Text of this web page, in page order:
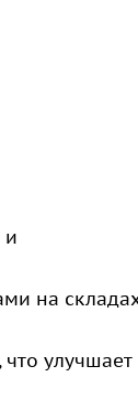
и
на
улучшает